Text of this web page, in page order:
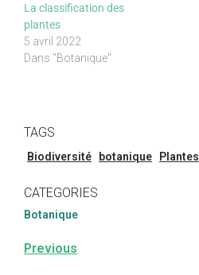
La classification des
plantes
5 avril 2022
Dans "Botanique"
TAGS
Biodiversité botanique Plantes
CATEGORIES
Botanique
Previous